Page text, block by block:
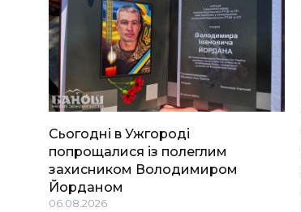
Сьогодні в Ужгороді
попрощалися із полеглим
захисником Володимиром
Йорданом
06.08.2026